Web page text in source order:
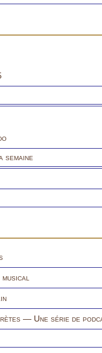
semaine
— Une série de